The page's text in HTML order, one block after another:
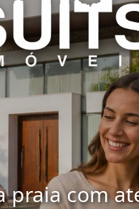
praia com